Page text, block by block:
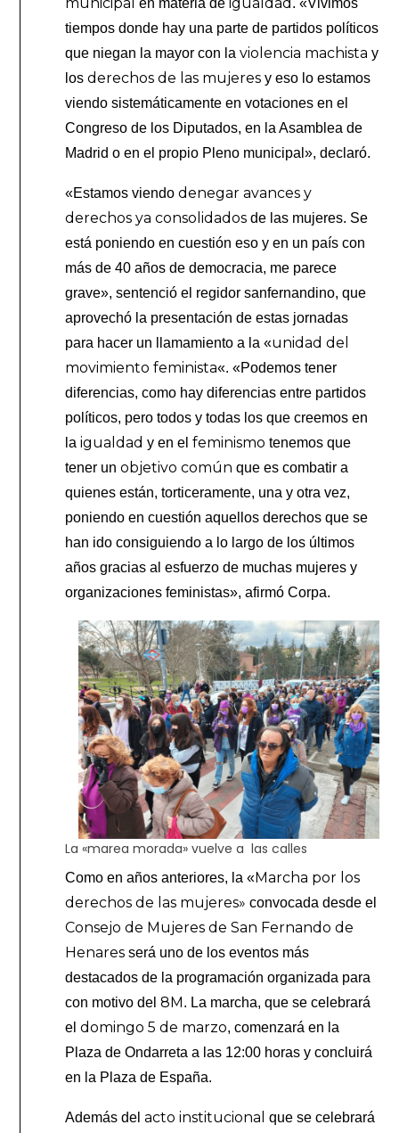
tiempos donde hay una parte de partidos políticos
que niegan la mayor con laviolencia machista y
losderechos de las mujeres y eso lo estamos
viendo sistemáticamente en votaciones en el
Congreso de los Diputados, en la Asamblea de
Madrid o en el propio Pleno municipal», declaró.
«Estamos viendodenegar avances y
derechos ya consolidados de las mujeres. Se
está poniendo en cuestión eso y en un país con
más de 40 años de democracia, me parece
grave», sentenció el regidor sanfernandino, que
aprovechó la presentación de estas jornadas
para hacer un llamamiento a la «unidad del
movimiento feminista«. «Podemos tener
diferencias, como hay diferencias entre partidos
políticos, pero todos y todas los que creemos en
la igualdad y en elfeminismo tenemos que
tener unobjetivo común que es combatir a
quienes están, torticeramente, una y otra vez,
poniendo en cuestión aquellos derechos que se
han ido consiguiendo a lo largo de los últimos
años gracias al esfuerzo de muchas mujeres y
organizaciones feministas», afirmó Corpa.
La «marea morada» vuelve a las calles
Como en años anteriores, la «Marcha por los
derechos de las mujeres» convocada desde el
Consejo de Mujeres de San Fernando de
Henares será uno de los eventos más
destacados de la programación organizada para
con motivo del 8M . La marcha, que se celebrará
eldomingo 5 de marzo, comenzará en la
Plaza de Ondarreta a las 12:00 horas y concluirá
en la Plaza de España.
Además delacto institucional que se celebrará